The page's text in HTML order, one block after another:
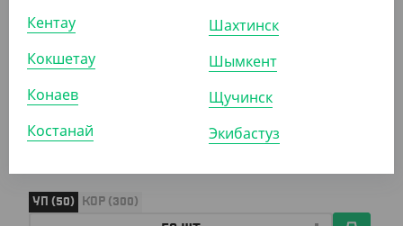
-7%
3 804
Салатник Eco OpSalad 1000 мл, 200*140*55, черный
УП (50) КОР (300)
Кентау
Кокшетау
Конаев
Костанай
Шахтинск
Шымкент
Щучинск
Экибастуз